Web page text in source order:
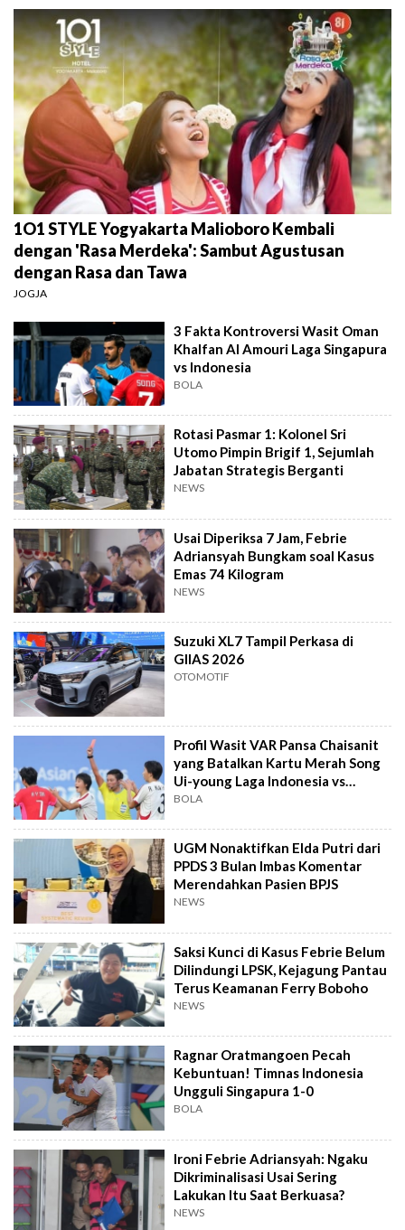
1O1 STYLE Yogyakarta Malioboro Kembali
dengan 'Rasa Merdeka': Sambut Agustusan
dengan Rasa dan Tawa
JOGJA
3 Fakta Kontroversi Wasit Oman
Khalfan Al Amouri Laga Singapura
vs Indonesia
BOLA
Rotasi Pasmar 1: Kolonel Sri
Utomo Pimpin Brigif 1, Sejumlah
Jabatan Strategis Berganti
NEWS
Usai Diperiksa 7 Jam, Febrie
Adriansyah Bungkam soal Kasus
Emas 74 Kilogram
NEWS
Suzuki XL7 Tampil Perkasa di
GIIAS 2026
OTOMOTIF
Profil Wasit VAR Pansa Chaisanit
yang Batalkan Kartu Merah Song
Ui-young Laga Indonesia vs
Singapura
BOLA
UGM Nonaktifkan Elda Putri dari
PPDS 3 Bulan Imbas Komentar
Merendahkan Pasien BPJS
NEWS
Saksi Kunci di Kasus Febrie Belum
Dilindungi LPSK, Kejagung Pantau
Terus Keamanan Ferry Boboho
NEWS
Ragnar Oratmangoen Pecah
Kebuntuan! Timnas Indonesia
Ungguli Singapura 1-0
BOLA
Ironi Febrie Adriansyah: Ngaku
Dikriminalisasi Usai Sering
Lakukan Itu Saat Berkuasa?
NEWS